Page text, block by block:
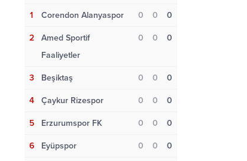
1 Corendon Alanyaspor 0 0 0
2
Amed Sportif
Faaliyetler
0 0 0
3 Beşiktaş 0 0 0
4 Çaykur Rizespor 0 0 0
5 Erzurumspor FK 0 0 0
6 Eyüpspor 0 0 0